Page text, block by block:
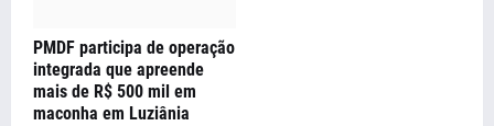
PMDF participa de operação
integrada que apreende
mais de R$ 500 mil em
maconha em Luziânia